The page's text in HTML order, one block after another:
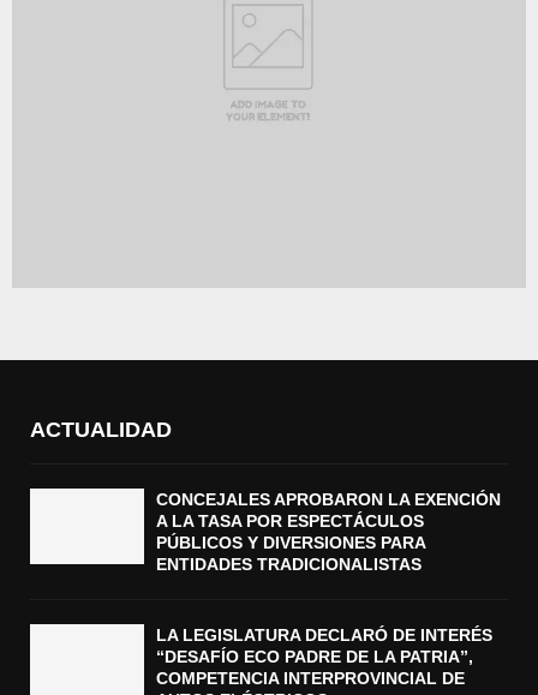
ACTUALIDAD
CONCEJALES APROBARON LA EXENCIÓN
A LA TASA POR ESPECTÁCULOS
PÚBLICOS Y DIVERSIONES PARA
ENTIDADES TRADICIONALISTAS
LA LEGISLATURA DECLARÓ DE INTERÉS
“DESAFÍO ECO PADRE DE LA PATRIA”,
COMPETENCIA INTERPROVINCIAL DE